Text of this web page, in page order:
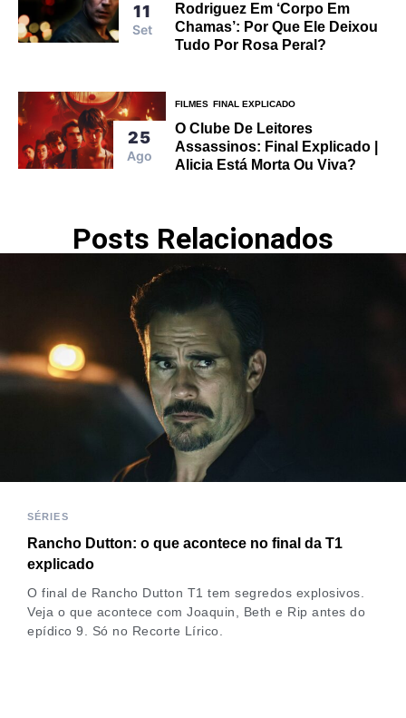
11
Set
Rodriguez Em ‘Corpo Em
Chamas’: Por Que Ele Deixou
Tudo Por Rosa Peral?
25
Ago
FILMES FINAL EXPLICADO
O Clube De Leitores
Assassinos: Final Explicado |
Alicia Está Morta Ou Viva?
Posts Relacionados
SÉRIES
Rancho Dutton: o que acontece no final da T1
explicado
O final de Rancho Dutton T1 tem segredos explosivos.
Veja o que acontece com Joaquin, Beth e Rip antes do
epídico 9. Só no Recorte Lírico.